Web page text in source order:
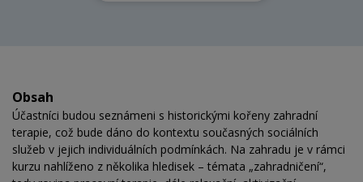
Obsah
Účastníci budou seznámeni s historickými kořeny zahradní
terapie, což bude dáno do kontextu současných sociálních
služeb v jejich individuálních podmínkách. Na zahradu je v rámci
kurzu nahlíženo z několika hledisek – témata „zahradničení“,